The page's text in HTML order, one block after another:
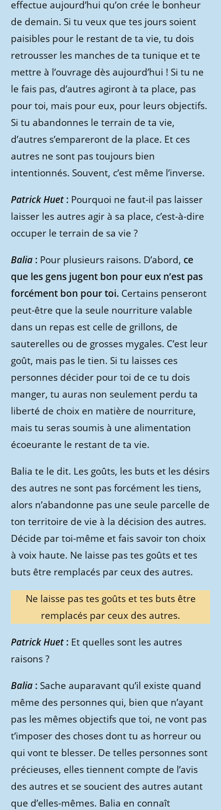
effectue aujourd’hui qu’on crée le bonheur
de demain. Si tu veux que tes jours soient
paisibles pour le restant de ta vie, tu dois
retrousser les manches de ta tunique et te
mettre à l’ouvrage dès aujourd’hui ! Si tu ne
le fais pas, d’autres agiront à ta place, pas
pour toi, mais pour eux, pour leurs objectifs.
Si tu abandonnes le terrain de ta vie,
d’autres s’empareront de la place. Et ces
autres ne sont pas toujours bien
intentionnés. Souvent, c’est même l’inverse.
Patrick Huet: Pourquoi ne faut-il pas laisser
laisser les autres agir à sa place, c’est-à-dire
occuper le terrain de sa vie ?
Balia : Pour plusieurs raisons. D’abord, ce
que les gens jugent bon pour eux n’est pas
forcément bon pour toi. Certains penseront
peut-être que la seule nourriture valable
dans un repas est celle de grillons, de
sauterelles ou de grosses mygales. C’est leur
goût, mais pas le tien. Si tu laisses ces
personnes décider pour toi de ce tu dois
manger, tu auras non seulement perdu ta
liberté de choix en matière de nourriture,
mais tu seras soumis à une alimentation
écoeurante le restant de ta vie.
Balia te le dit. Les goûts, les buts et les désirs
des autres ne sont pas forcément les tiens,
alors n’abandonne pas une seule parcelle de
ton territoire de vie à la décision des autres.
Décide par toi-même et fais savoir ton choix
à voix haute. Ne laisse pas tes goûts et tes
buts être remplacés par ceux des autres.
Ne laisse pas tes goûts et tes buts être
remplacés par ceux des autres.
Patrick Huet: Et quelles sont les autres
raisons ?
Balia : Sache auparavant qu’il existe quand
même des personnes qui, bien que n’ayant
pas les mêmes objectifs que toi, ne vont pas
t’imposer des choses dont tu as horreur ou
qui vont te blesser. De telles personnes sont
précieuses, elles tiennent compte de l’avis
des autres et se soucient des autres autant
que d’elles-mêmes. Balia en connaît